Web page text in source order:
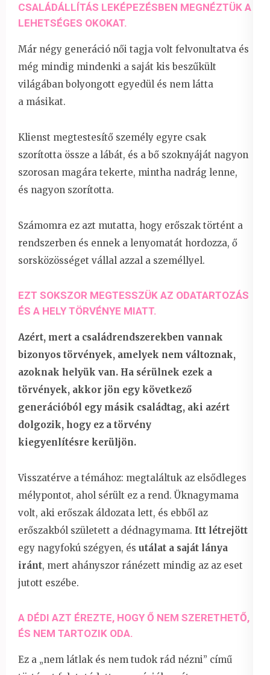
CSALÁDÁLLÍTÁS LEKÉPEZÉSBEN MEGNÉZTÜK A
LEHETSÉGES OKOKAT.
Már négy generáció női tagja volt felvonultatva és
még mindig mindenki a saját kis beszűkült
világában bolyongott egyedül és nem látta
a másikat.
Klienst megtestesítő személy egyre csak
szorította össze a lábát, és a bő szoknyáját nagyon
szorosan magára tekerte, mintha nadrág lenne,
és nagyon szorította.
Számomra ez azt mutatta, hogy erőszak történt a
rendszerben és ennek a lenyomatát hordozza, ő
sorsközösséget vállal azzal a személlyel.
EZT SOKSZOR MEGTESSZÜK AZ ODATARTOZÁS
ÉS A HELY TÖRVÉNYE MIATT.
Azért, mert a családrendszerekben vannak
bizonyos törvények, amelyek nem változnak,
azoknak helyük van. Ha sérülnek ezek a
törvények, akkor jön egy következő
generációból egy másik családtag, aki azért
dolgozik, hogy ez a törvény
kiegyenlítésre kerüljön.
Visszatérve a témához: megtaláltuk az elsődleges
mélypontot, ahol sérült ez a rend. Üknagymama
volt, aki erőszak áldozata lett, és ebből az
erőszakból született a dédnagymama. Itt létrejött
egy nagyfokú szégyen, és utálat a saját lánya
iránt, mert ahányszor ránézett mindig az az eset
jutott eszébe.
A DÉDI AZT ÉREZTE, HOGY Ő NEM SZERETHETŐ,
ÉS NEM TARTOZIK ODA.
Ez a „nem látlak és nem tudok rád nézni” című